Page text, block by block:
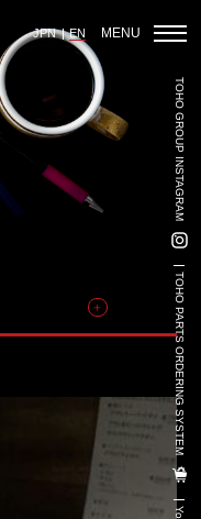
JPN EN MENU
TOHO GROUP INSTAGRAM
TOHO PARTS ORDERING SYSTEM
その他